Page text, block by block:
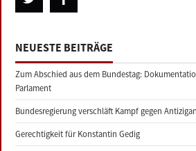
NEUESTE BEITRÄGE
Zum Abschied aus dem Bundestag:
Parlament
Bundesregierung verschläft Kampf gegen
Gerechtigkeit für Konstantin Gedig